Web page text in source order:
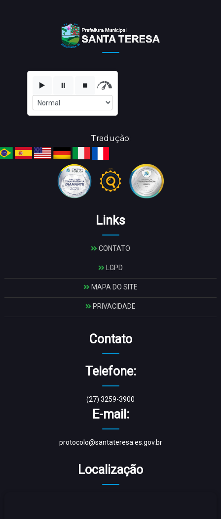
▶️ ⏸️ ⏹️
Tradução:
Links
CONTATO
LGPD
MAPA DO SITE
PRIVACIDADE
Contato
Telefone:
(27) 3259-3900
E-mail:
protocolo@santateresa.es.gov.br
Localização